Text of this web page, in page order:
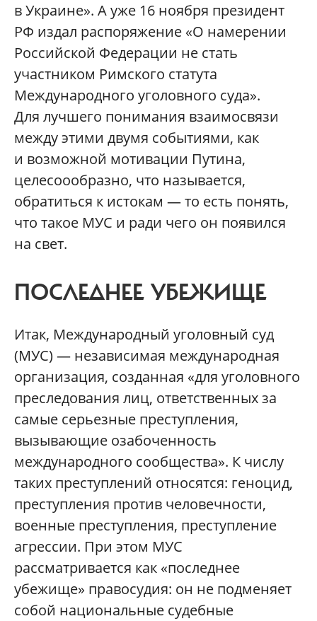
в Украине». А уже 16 ноября президент
РФ издал распоряжение «О намерении
Российской Федерации не стать
участником Римского статута
Международного уголовного суда».
Для лучшего понимания взаимосвязи
между этими двумя событиями, как
и возможной мотивации Путина,
целесоообразно, что называется,
обратиться к истокам — то есть понять,
что такое МУС и ради чего он появился
на свет.
ПОСЛЕДНЕЕ УБЕЖИЩЕ
Итак, Международный уголовный суд
(МУС) — независимая международная
организация, созданная «для уголовного
преследования лиц, ответственных за
самые серьезные преступления,
вызывающие озабоченность
международного сообщества». К числу
таких преступлений относятся: геноцид,
преступления против человечности,
военные преступления, преступление
агрессии. При этом МУС
рассматривается как «последнее
убежище» правосудия: он не подменяет
собой национальные судебные